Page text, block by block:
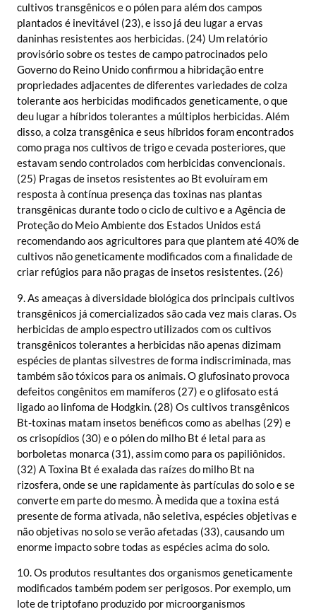
cultivos transgênicos e o pólen para além dos campos
plantados é inevitável (23), e isso já deu lugar a ervas
daninhas resistentes aos herbicidas. (24) Um relatório
provisório sobre os testes de campo patrocinados pelo
Governo do Reino Unido confirmou a hibridação entre
propriedades adjacentes de diferentes variedades de colza
tolerante aos herbicidas modificados geneticamente, o que
deu lugar a híbridos tolerantes a múltiplos herbicidas. Além
disso, a colza transgênica e seus híbridos foram encontrados
como praga nos cultivos de trigo e cevada posteriores, que
estavam sendo controlados com herbicidas convencionais.
(25) Pragas de insetos resistentes ao Bt evoluíram em
resposta à contínua presença das toxinas nas plantas
transgênicas durante todo o ciclo de cultivo e a Agência de
Proteção do Meio Ambiente dos Estados Unidos está
recomendando aos agricultores para que plantem até 40% de
cultivos não geneticamente modificados com a finalidade de
criar refúgios para não pragas de insetos resistentes. (26)
9. As ameaças à diversidade biológica dos principais cultivos
transgênicos já comercializados são cada vez mais claras. Os
herbicidas de amplo espectro utilizados com os cultivos
transgênicos tolerantes a herbicidas não apenas dizimam
espécies de plantas silvestres de forma indiscriminada, mas
também são tóxicos para os animais. O glufosinato provoca
defeitos congênitos em mamíferos (27) e o glifosato está
ligado ao linfoma de Hodgkin. (28) Os cultivos transgênicos
Bt-toxinas matam insetos benéficos como as abelhas (29) e
os crisopídios (30) e o pólen do milho Bt é letal para as
borboletas monarca (31), assim como para os papiliônidos.
(32) A Toxina Bt é exalada das raízes do milho Bt na
rizosfera, onde se une rapidamente às partículas do solo e se
converte em parte do mesmo. À medida que a toxina está
presente de forma ativada, não seletiva, espécies objetivas e
não objetivas no solo se verão afetadas (33), causando um
enorme impacto sobre todas as espécies acima do solo.
10. Os produtos resultantes dos organismos geneticamente
modificados também podem ser perigosos. Por exemplo, um
lote de triptofano produzido por microorganismos